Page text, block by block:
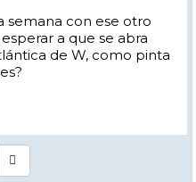
semana con ese otro
a que se abra
de W, como pinta